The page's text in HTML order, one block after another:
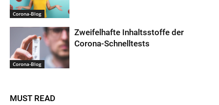
Corona-Blog
Corona-Blog
Zweifelhafte Inhaltsstoffe der
Corona-Schnelltests
MUST READ